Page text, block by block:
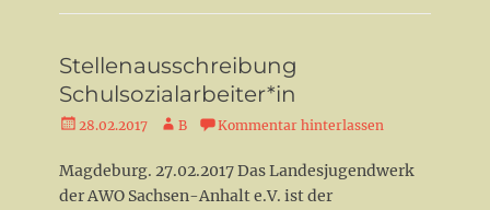
Stellenausschreibung
Schulsozialarbeiter*in
Veröffentlicht
28.02.2017 Autor
B Kommentar hinterlassen
Magdeburg. 27.02.2017 Das Landesjugendwerk
der AWO Sachsen-Anhalt e.V. ist der